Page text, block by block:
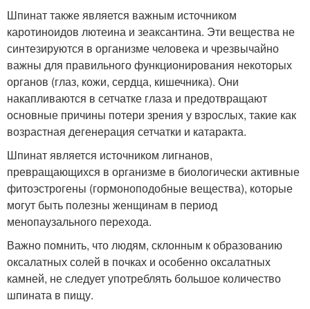
Шпинат также является важным источником
каротиноидов лютеина и зеаксантина. Эти вещества не
синтезируются в организме человека и чрезвычайно
важны для правильного функционирования некоторых
органов (глаз, кожи, сердца, кишечника). Они
накапливаются в сетчатке глаза и предотвращают
основные причины потери зрения у взрослых, такие как
возрастная дегенерация сетчатки и катаракта.
Шпинат является источником лигнанов,
превращающихся в организме в биологически активные
фитоэстрогены (гормоноподобные вещества), которые
могут быть полезны женщинам в период
менопаузального перехода.
Важно помнить, что людям, склонным к образованию
оксалатных солей в почках и особенно оксалатных
камней, не следует употреблять большое количество
шпината в пищу.